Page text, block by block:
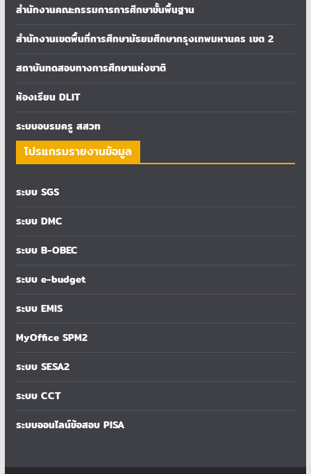
สำนักงานคณะกรรมการการศึกษาขั้นพื้นฐาน
สำนักงานเขตพื้นที่การศึกษามัธยมศึกษากรุงเทพมหานคร เขต 2
สถาบันทดสอบทางการศึกษาแห่งชาติ
ห้องเรียน DLIT
ระบบอบรมครู สสวท
โปรแกรมรายงานข้อมูล
ระบบ SGS
ระบบ DMC
ระบบ B-OBEC
ระบบ e-budget
ระบบ EMIS
MyOffice SPM2
ระบบ SESA2
ระบบ CCT
ระบบออนไลน์ข้อสอบ PISA